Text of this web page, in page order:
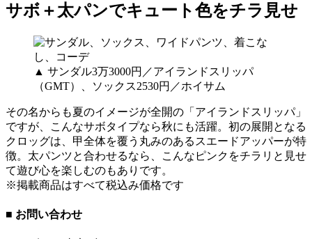
サボ＋太パンでキュート色をチラ見せ
▲ サンダル3万3000円／アイランドスリッパ
（GMT）、ソックス2530円／ホイサム
その名からも夏のイメージが全開の「アイランドスリッパ」
ですが、こんなサボタイプなら秋にも活躍。初の展開となる
クロッグは、甲全体を覆う丸みのあるスエードアッパーが特
徴。太パンツと合わせるなら、こんなピンクをチラリと見せ
て遊び心を楽しむのもありです。
※掲載商品はすべて税込み価格です
■ お問い合わせ